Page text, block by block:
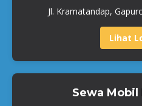
Jl. Kramatandap,
Lihat
Sewa Mobil